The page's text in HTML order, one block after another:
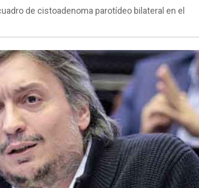
de cistoadenoma parotídeo bilateral en el